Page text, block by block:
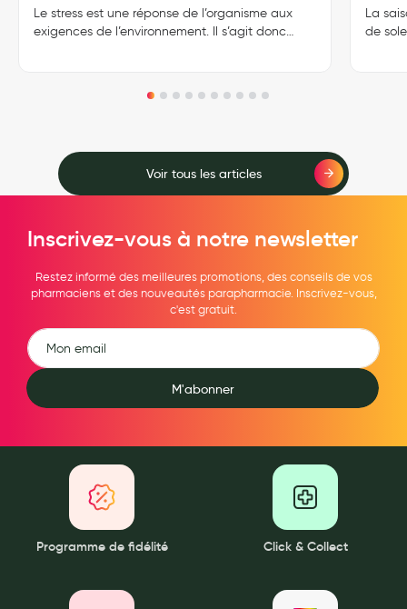
Le stress est une réponse de l’organisme aux
exigences de l’environnement. Il s’agit donc
normal et neutre qui nous permet de nous
e
p
La
de
e
p
Voir tous les articles
Inscrivez-vous à notre newsletter
Restez informé des meilleures promotions, des conseils de vos
pharmaciens et des nouveautés parapharmacie. Inscrivez-vous,
c'est gratuit.
M'abonner
Programme de fidélité Click & Collect